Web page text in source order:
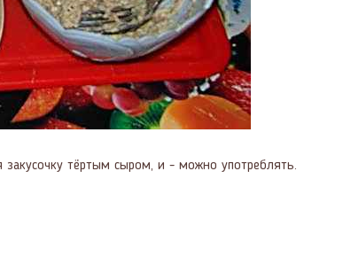
тёртым сыром, и - можно употреблять.